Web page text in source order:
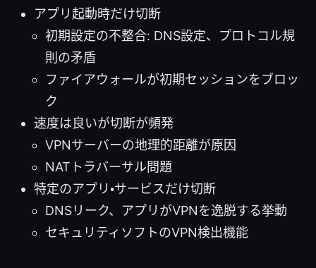
アプリ起動時だけ切断
初期設定の不整合: DNS設定、プロトコル規
則の矛盾
ファイアウォールが初期セッションをブロッ
ク
速度は良いが切断が頻発
VPNサーバーの地理的距離が原因
NATトラバーサル問題
特定のアプリ・サービスだけ切断
DNSリーク、アプリがVPNを逸脱する挙動
セキュリティソフトのVPN検出機能